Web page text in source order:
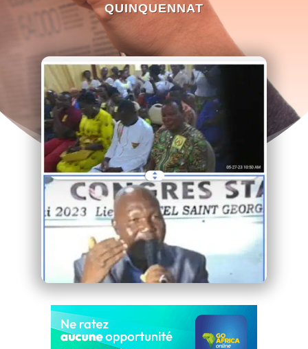
QUINQUENNAT